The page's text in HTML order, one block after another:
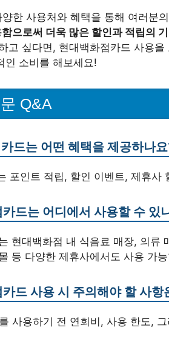
한 사용처와 혜택을 통해 여러분
으로써 더욱 많은 할인과 적립의
고 싶다면, 현대백화점카드 사용
인 소비를 해보세요!
Q&A
드는 어떤 혜택을 제공하나
포인트 적립, 할인 이벤트, 제휴사
드는 어디에서 사용할 수 있
현대백화점 내 식음료 매장, 의류
등 다양한 제휴사에서도 사용 가
드 사용 시 주의해야 할 사항
사용하기 전 연회비, 사용 한도,